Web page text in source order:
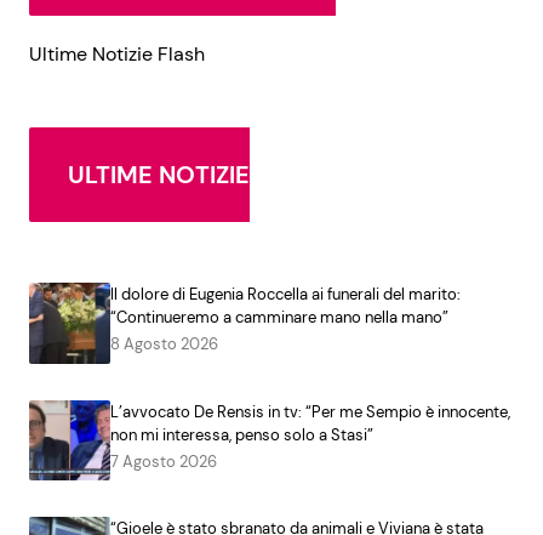
Ultime Notizie Flash
ULTIME NOTIZIE
Il dolore di Eugenia Roccella ai funerali del marito:
“Continueremo a camminare mano nella mano”
8 Agosto 2026
L’avvocato De Rensis in tv: “Per me Sempio è innocente,
non mi interessa, penso solo a Stasi”
7 Agosto 2026
“Gioele è stato sbranato da animali e Viviana è stata